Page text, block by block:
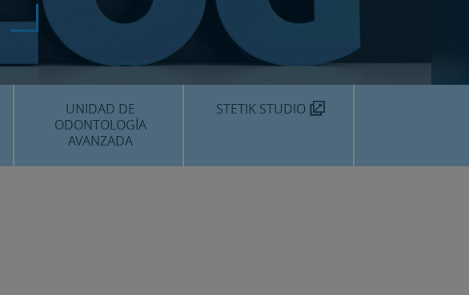
SERVICIOS INTERNACIONALES
CENTRO MÉDICO TEKNON
LA VOZ DEL EXPERTO
UNIDAD DE
ODONTOLOGÍA
AVANZADA
STETIK STUDIO